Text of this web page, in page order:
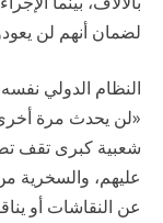
لضمان أنهم لن
النظام الدولي
«لن يحدث مرة
شعبية كبرى تقف
عليهم، والسخرية
عن النقاشات أو